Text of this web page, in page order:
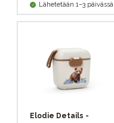
Lähetetään 1–3 päivässä
Elodie Details -